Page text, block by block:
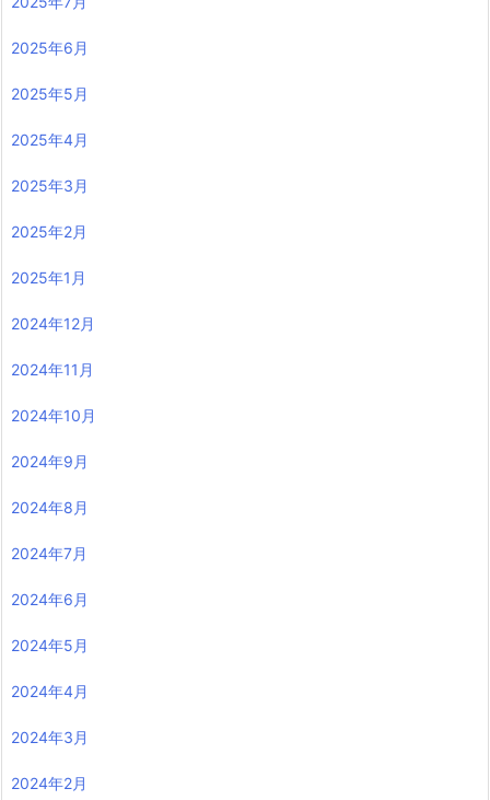
2025年6月
2025年5月
2025年4月
2025年3月
2025年2月
2025年1月
2024年12月
2024年11月
2024年10月
2024年9月
2024年8月
2024年7月
2024年6月
2024年5月
2024年4月
2024年3月
2024年2月